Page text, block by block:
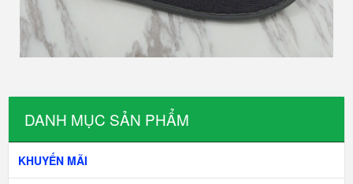
DANH MỤC SẢN PHẨM
KHUYẾN MÃI